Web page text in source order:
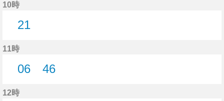
10時
21
11時
06
46
12時